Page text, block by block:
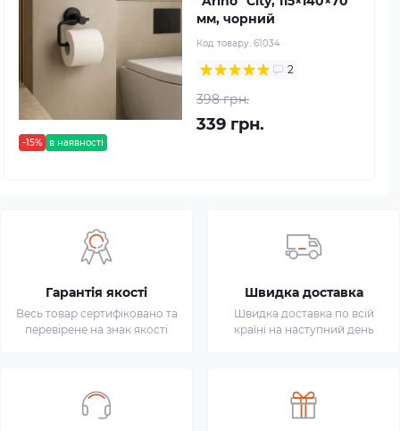
-15% в наявності
мм, чорний
Код товару: 61034
2
398 грн.
339 грн.
Гарантія якості
Весь товар сертифіковано та
перевірене на знак якості
Швидка доставка
Швидка доставка по всій
країні на наступний день